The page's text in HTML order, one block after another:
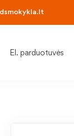
El. parduotuvės